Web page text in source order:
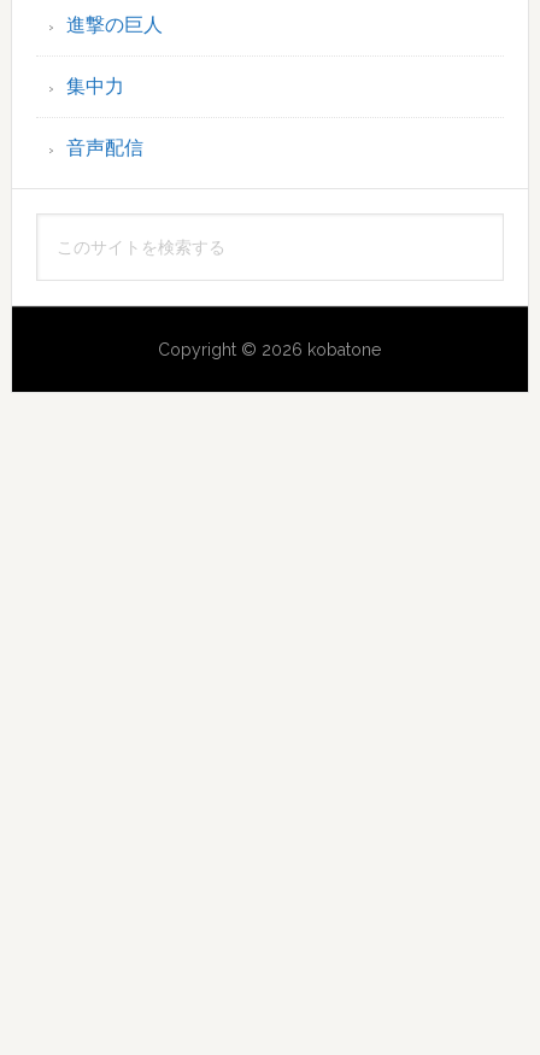
進撃の巨人
集中力
音声配信
Copyright © 2026 kobatone